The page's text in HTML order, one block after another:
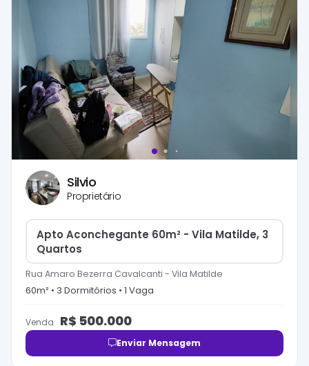
Silvio
Proprietário
Apto Aconchegante 60m² - Vila Matilde, 3
Quartos
Rua Amaro Bezerra Cavalcanti - Vila Matilde
60m² • 3 Dormitórios • 1 Vaga
Venda R$ 500.000
Enviar Mensagem